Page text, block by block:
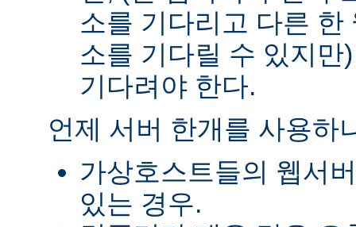
소를 기다리고 다른 한
소를 기다릴 수 있지
기다려야 한다.
언제 서버 한개를 사용하
가상호스트들의 웹서
있는 경우.